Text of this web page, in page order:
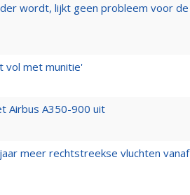
wordt, lijkt geen probleem voor de
vol met munitie'
Airbus A350-900 uit
meer rechtstreekse vluchten vanaf